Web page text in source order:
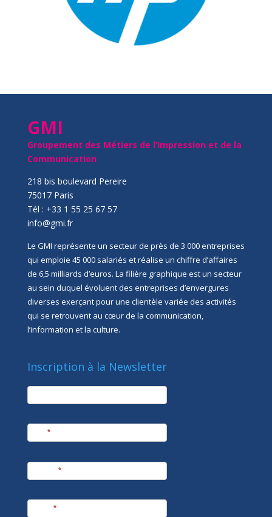
GMI
Groupement des Métiers de l’Impression et de la
Communication
218 bis boulevard Pereire
75017 Paris
Tél : +33 1 55 25 67 57
info@gmi.fr
Le GMI représente un secteur de près de 3 000 entreprises
qui emploie 45 000 salariés et réalise un chiffre d’affaires
de 6,5 milliards d’euros. La filière graphique est un secteur
au sein duquel évoluent des entreprises d’envergures
diverses exerçant pour une clientèle variée des activités
qui se retrouvent au cœur de la communication,
l’information et la culture.
Inscription à la Newsletter
newsletter
*
*
*